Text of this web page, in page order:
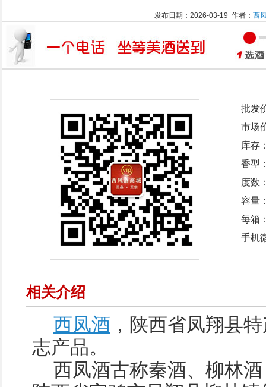
发布日期：2026-03-19 作者： 西
批发
市场
库存
香型
度数
容量
每箱
手机
相关介绍
西凤酒 ，陕西省凤翔县
志产品。
西凤酒古称秦酒、柳林酒